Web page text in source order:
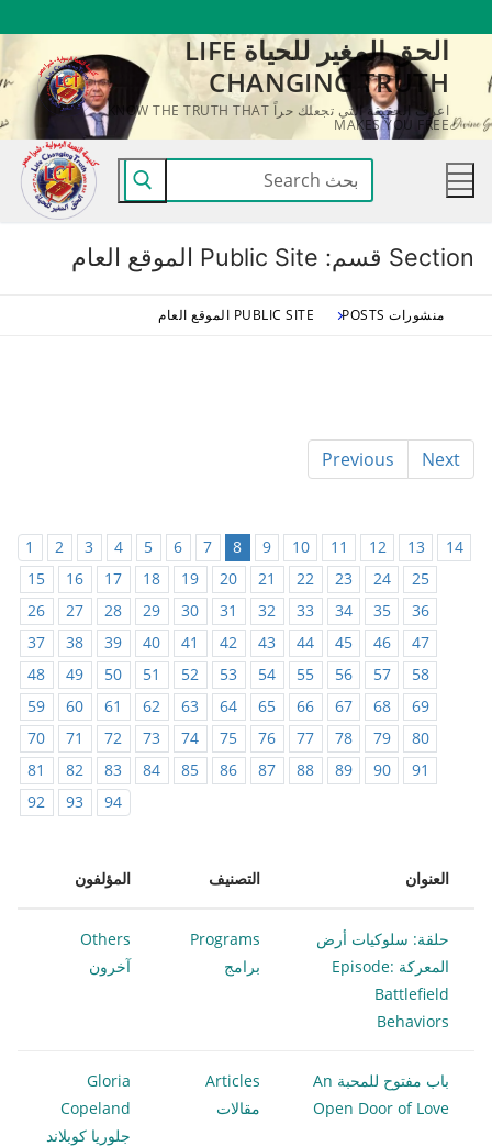
المحتوى
الحق المغير للحياة LIFE
CHANGING TRUTH
اعرف الحقيقة التي تجعلك حراً KNOW THE TRUTH THAT
MAKES YOU FREE
البحث
عن:
Section قسم: Public Site الموقع العام
منشورات POSTS PUBLIC SITE الموقع العام
Previous Next
1 2 3 4 5 6 7 8 9 10 11 12 13
14
15
16 17 18 19 20 21 22 23 24
25
26
27 28 29 30 31 32 33 34 35
36
37
38 39 40 41 42 43 44 45 46
47
48
49 50 51 52 53 54 55 56 57
58
59
60 61 62 63 64 65 66 67 68
69
70
71 72 73 74 75 76 77 78 79
80
81
82 83 84 85 86 87 88 89 90
91
92
93 94
العنوان التصنيف المؤلفون
حلقة: سلوكيات أرض
المعركة Episode:
Battlefield
Behaviors
Programs
برامج
Others
آخرون
باب مفتوح للمحبة An
Open Door of Love
Articles
مقالات
Gloria
Copeland
جلوريا كوبلاند